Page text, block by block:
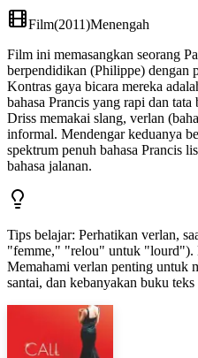
Film(2011)Menengah
Film ini memasangkan seorang
berpendidikan (Philippe) dengan
Kontras gaya bicara mereka
bahasa Prancis yang rapi dan
Driss memakai slang, verlan
informal. Mendengar keduanya
spektrum penuh bahasa Prancis
bahasa jalanan.
Tips belajar: Perhatikan verlan,
"femme," "relou" untuk "lourd").
Memahami verlan penting untuk
santai, dan kebanyakan buku